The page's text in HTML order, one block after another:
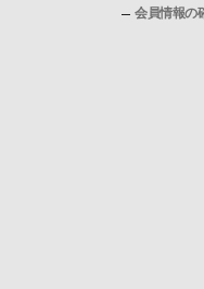
会員情報の